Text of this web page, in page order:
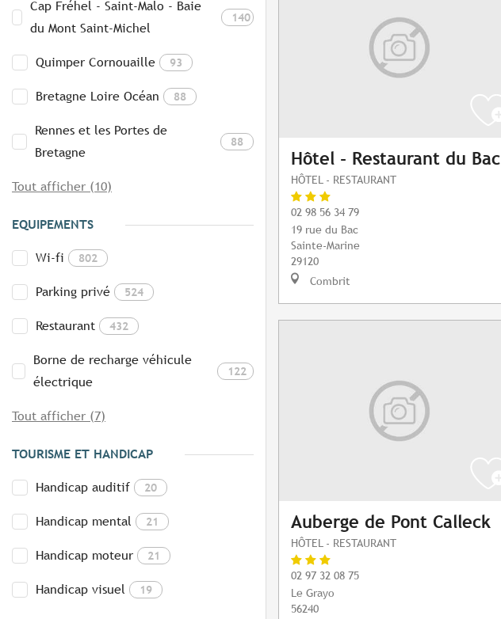
Cap Fréhel - Saint-Malo - Baie
du Mont Saint-Michel
140
Quimper Cornouaille 93
Bretagne Loire Océan 88
Rennes et les Portes de
Bretagne
88
Tout afficher (10)
EQUIPEMENTS
Wi-fi 802
Parking privé 524
Restaurant 432
Borne de recharge véhicule
électrique
122
Tout afficher (7)
TOURISME ET HANDICAP
Handicap auditif 20
Handicap mental 21
Handicap moteur 21
Handicap visuel 19
Hôtel - Restaurant du Bac
HÔTEL - RESTAURANT
02 98 56 34 79
19 rue du Bac
Sainte-Marine
29120
Combrit
Auberge de Pont Calleck
HÔTEL - RESTAURANT
02 97 32 08 75
Le Grayo
56240